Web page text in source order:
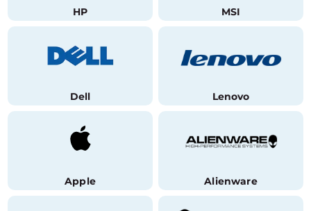
HP MSI
Dell Lenovo
Apple Alienware